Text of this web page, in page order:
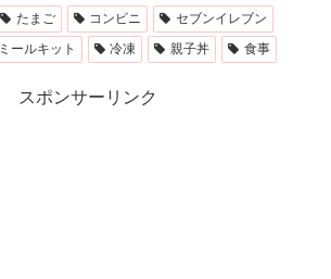
たまご コンビニ
セブンイレブン
ミールキット 冷凍 親子丼 食事
スポンサーリンク